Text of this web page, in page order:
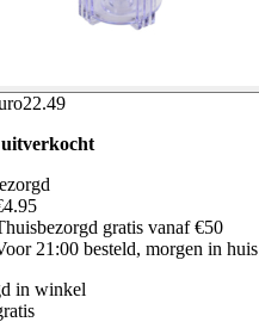
22.49
gratis vanaf €50
21:00 besteld, morgen in huis
in winkel